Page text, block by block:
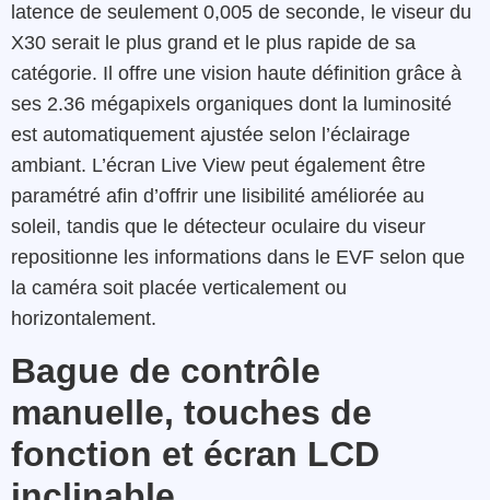
latence de seulement 0,005 de seconde, le viseur du
X30 serait le plus grand et le plus rapide de sa
catégorie. Il offre une vision haute définition grâce à
ses 2.36 mégapixels organiques dont la luminosité
est automatiquement ajustée selon l’éclairage
ambiant. L’écran Live View peut également être
paramétré afin d’offrir une lisibilité améliorée au
soleil, tandis que le détecteur oculaire du viseur
repositionne les informations dans le EVF selon que
la caméra soit placée verticalement ou
horizontalement.
Bague de contrôle
manuelle, touches de
fonction et écran LCD